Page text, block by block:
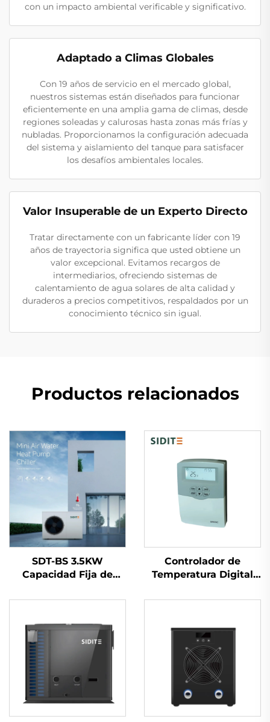
con un impacto ambiental verificable y significativo.
Adaptado a Climas Globales
Con 19 años de servicio en el mercado global,
nuestros sistemas están diseñados para funcionar
eficientemente en una amplia gama de climas, desde
regiones soleadas y calurosas hasta zonas más frías y
nubladas. Proporcionamos la configuración adecuada
del sistema y aislamiento del tanque para satisfacer
los desafíos ambientales locales.
Valor Insuperable de un Experto Directo
Tratar directamente con un fabricante líder con 19
años de trayectoria significa que usted obtiene un
valor excepcional. Evitamos recargos de
intermediarios, ofreciendo sistemas de
calentamiento de agua solares de alta calidad y
duraderos a precios competitivos, respaldados por un
conocimiento técnico sin igual.
Productos relacionados
SDT-BS 3.5KW
Capacidad Fija de
Calentador Bomba de
Controlado por
Microcomputadora
Ahorro de Energía
Eficiente Temperatura
del Agua para
Controlador de
Temperatura Digital
Solares Presurizados
Etapas Precisión ±2℃
Potencia de Refuerzo
de 2000W